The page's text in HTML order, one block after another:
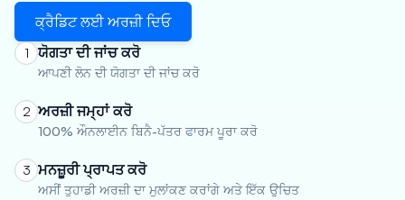
ਕ੍ਰੈਡਿਟ ਲਈ ਅਰਜ਼ੀ ਦਿਓ
1 ਯੋਗਤਾ ਦੀ ਜਾਂਚ ਕਰੋ
ਆਪਣੀ ਲੋਨ ਦੀ ਯੋਗਤਾ ਦੀ ਜਾਂਚ ਕਰੋ
2 ਅਰਜ਼ੀ ਜਮ੍ਹਾਂ ਕਰੋ
100% ਔਨਲਾਈਨ ਬਿਨੈ-ਪੱਤਰ ਫਾਰਮ ਪੂਰਾ ਕਰੋ
3 ਮਨਜ਼ੂਰੀ ਪ੍ਰਾਪਤ ਕਰੋ
ਅਸੀਂ ਤੁਹਾਡੀ ਅਰਜ਼ੀ ਦਾ ਮੁਲਾਂਕਣ ਕਰਾਂਗੇ ਅਤੇ ਇੱਕ ਉਚਿਤ